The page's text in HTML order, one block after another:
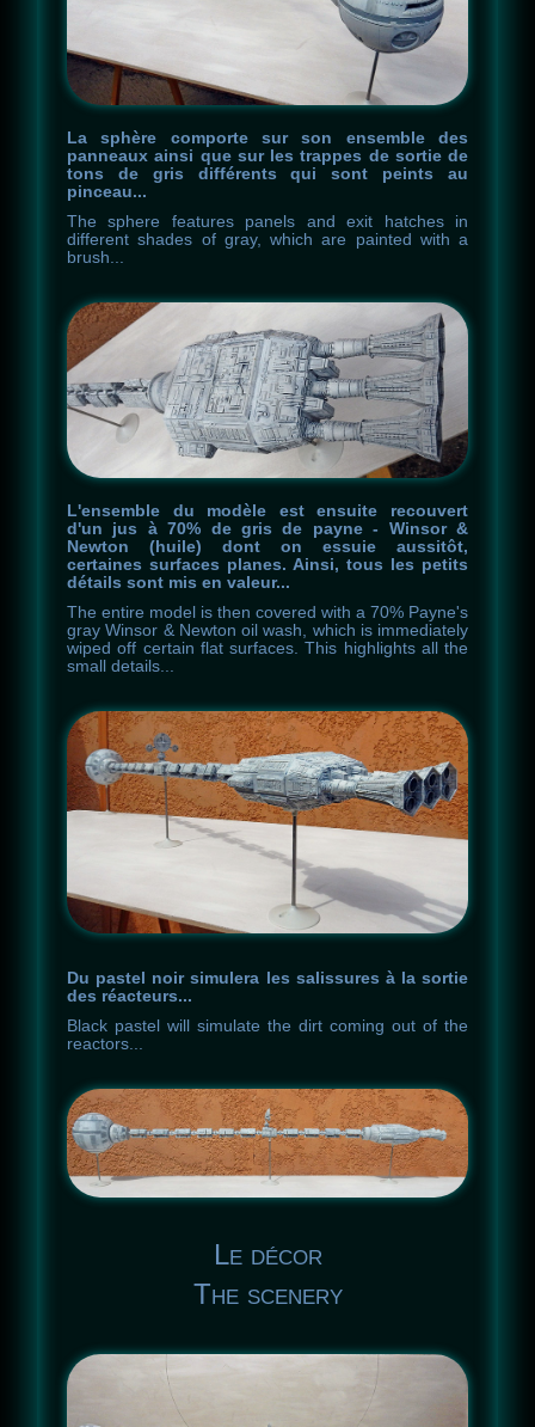
La sphère comporte sur son ensemble des
panneaux ainsi que sur les trappes de sortie de
tons de gris différents qui sont peints au
pinceau...
The
sphere features panels and exit hatches
in
different shades of gray, which are painted with a
brush
L'ensemble du modèle est ensuite recouvert
d'un jus à 70% de gris de payne - Winsor &
Newton (huile) dont on essuie aussitôt,
certaines surfaces planes. Ainsi, tous les petits
détails sont mis en valeur...
The entire model is then covered with a 70% Payne's
gray Winsor & Newton oil wash, which is immediately
wiped off certain flat surfaces. This highlights all the
small details...
Du pastel noir simulera les salissures à la sortie
des réacteurs...
Black pastel will simulate the dirt coming out of the
reactors...
Le décor
The scenery